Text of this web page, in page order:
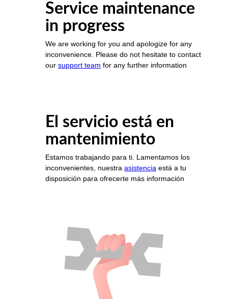
Service maintenance
in progress
We are working for you and apologize for any
inconvenience. Please do not hesitate to contact
our support team for any further information
El servicio está en
mantenimiento
Estamos trabajando para ti. Lamentamos los
inconvenientes, nuestra asistencia está a tu
disposición para ofrecerte más información